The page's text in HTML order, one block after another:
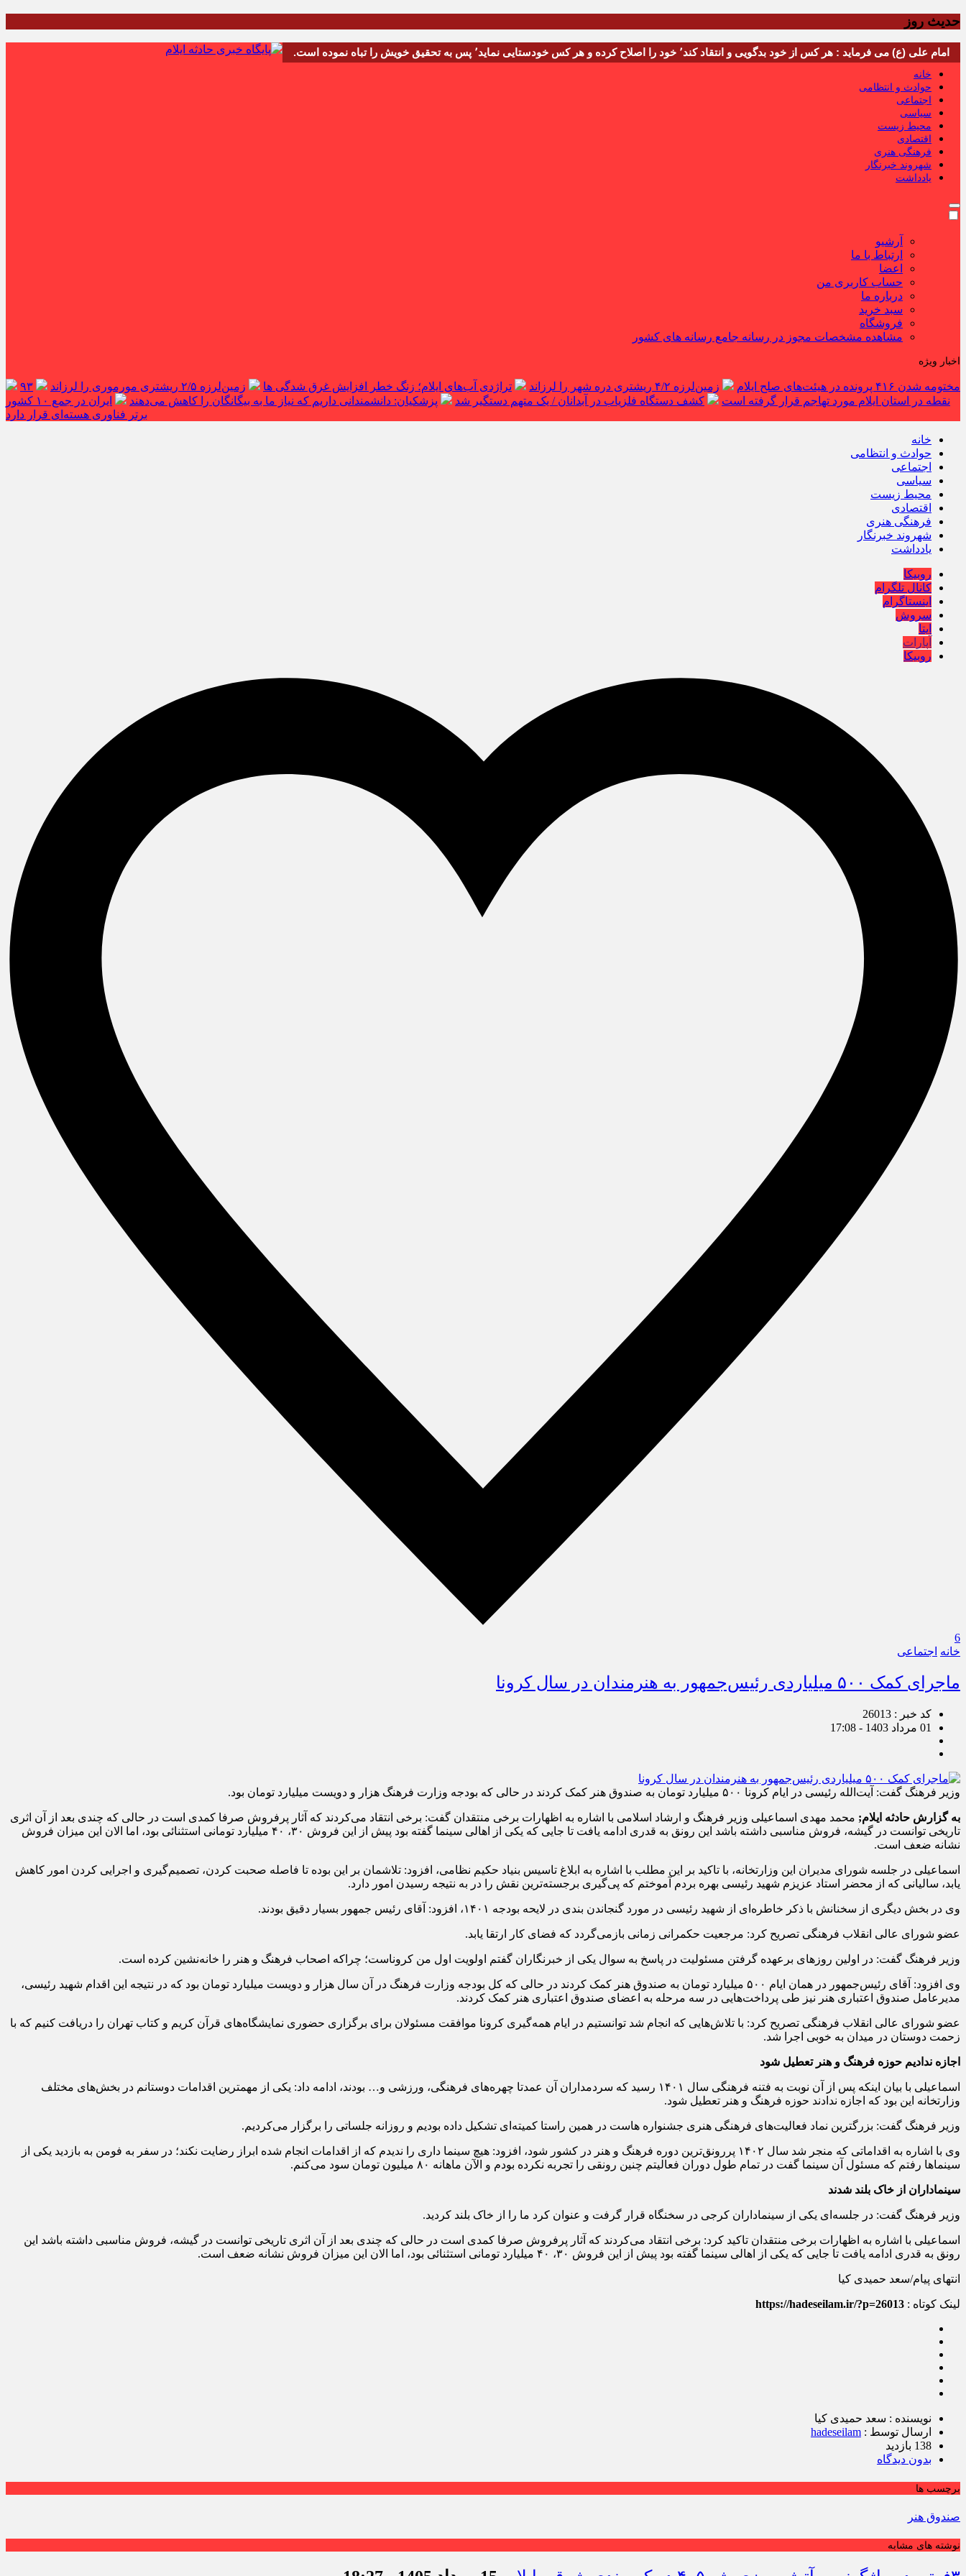
حدیث روز
امام علی (ع) می فرماید : هر کس از خود بدگویی و انتقاد کند٬ خود را اصلاح کرده و هر کس خودستایی نماید٬ پس به تحقیق خویش را تباه نموده است.
خانه
حوادث و انتظامی
اجتماعی
سیاسی
محیط زیست
اقتصادی
فرهنگی هنری
شهروند خبرنگار
یادداشت
آرشیو
ارتباط با ما
اعضا
حساب کاربری من
درباره ما
سبد خرید
فروشگاه
مشاهده مشخصات مجوز در رسانه جامع رسانه های کشور
اخبار ویژه
مختومه شدن ۴۱۶ پرونده در هیئت‌های صلح ایلام زمین‌لرزه ۴/۲ ریشتری دره شهر را لرزاند تراژدی آب‌های ایلام؛ زنگ خطر افزایش غرق شدگی ها زمین‌لرزه ۲/۵ ریشتری مورموری را لرزاند
۹۳
نقطه در استان ایلام مورد تهاجم قرار گرفته است
کشف دستگاه فلزیاب در آبدانان / یک متهم دستگیر شد پزشکیان: دانشمندانی داریم که نیاز ما به بیگانگان را کاهش می‌دهند
ایران در جمع ۱۰ کشور
برتر فناوری هسته‌ای قرار دارد
خانه
حوادث و انتظامی
اجتماعی
سیاسی
محیط زیست
اقتصادی
فرهنگی هنری
شهروند خبرنگار
یادداشت
روبیکا
کانال تلگرام
اینستاگرام
سروش
ایتا
آپارات
روبیکا
6
خانه اجتماعی
ماجرای کمک ۵۰۰ میلیاردی رئیس‌جمهور به هنرمندان در سال کرونا
کد خبر : 26013
01 مرداد 1403 - 17:08
وزیر فرهنگ گفت: آیت‌الله رئیسی در ایام کرونا ۵۰۰ میلیارد تومان به صندوق هنر کمک کردند در حالی که بودجه وزارت فرهنگ هزار و دویست میلیارد تومان بود.
به گزارش حادثه ایلام; محمد مهدی اسماعیلی وزیر فرهنگ و ارشاد اسلامی با اشاره به اظهارات برخی منتقدان گفت: برخی انتقاد می‌کردند که آثار پرفروش صرفا کمدی است در حالی که چندی بعد از آن اثری
تاریخی توانست در گیشه، فروش مناسبی داشته باشد این رونق به قدری ادامه یافت تا جایی که یکی از اهالی سینما گفته بود پیش از این فروش ۳۰، ۴۰ میلیارد تومانی استثنائی بود، اما الان این میزان فروش
نشانه ضعف است.
اسماعیلی در جلسه شورای مدیران این وزارتخانه، با تاکید بر این مطلب با اشاره به ابلاغ تاسیس بنیاد حکیم نظامی، افزود: تلاشمان بر این بوده تا فاصله صحبت کردن، تصمیم‌گیری و اجرایی کردن امور کاهش
یابد، سالیانی که از محضر استاد عزیزم شهید رئیسی بهره بردم آموختم که پی‌گیری برجسته‌ترین نقش را در به نتیجه رسیدن امور دارد.
وی در بخش دیگری از سخنانش با ذکر خاطره‌ای از شهید رئیسی در مورد گنجاندن بندی در لایحه بودجه ۱۴۰۱، افزود: آقای رئیس جمهور بسیار دقیق بودند.
عضو شورای عالی انقلاب فرهنگی تصریح کرد: مرجعیت حکمرانی زمانی بازمی‌گردد که فضای کار ارتقا یابد.
وزیر فرهنگ گفت: در اولین روز‌های برعهده گرفتن مسئولیت در پاسخ به سوال یکی از خبرنگاران گفتم اولویت اول من کروناست؛ چراکه اصحاب فرهنگ و هنر را خانه‌نشین کرده است.
وی افزود: آقای رئیس‌جمهور در همان ایام ۵۰۰ میلیارد تومان به صندوق هنر کمک کردند در حالی که کل بودجه وزارت فرهنگ در آن سال هزار و دویست میلیارد تومان بود که در نتیجه این اقدام شهید رئیسی،
مدیرعامل صندوق اعتباری هنر نیز طی پرداخت‌هایی در سه مرحله به اعضای صندوق اعتباری هنر کمک کردند.
عضو شورای عالی انقلاب فرهنگی تصریح کرد: با تلاش‌هایی که انجام شد توانستیم در ایام همه‌گیری کرونا موافقت مسئولان برای برگزاری حضوری نمایشگاه‌های قرآن کریم و کتاب تهران را دریافت کنیم که با
زحمت دوستان در میدان به خوبی اجرا شد.
اجازه ندادیم حوزه فرهنگ و هنر تعطیل شود
اسماعیلی با بیان اینکه پس از آن نوبت به فتنه فرهنگی سال ۱۴۰۱ رسید که سردمداران آن عمدتا چهره‌های فرهنگی، ورزشی و… بودند، ادامه داد: یکی از مهمترین اقدامات دوستانم در بخش‌های مختلف
وزارتخانه این بود که اجازه ندادند حوزه فرهنگ و هنر تعطیل شود.
وزیر فرهنگ گفت: بزرگترین نماد فعالیت‌های فرهنگی هنری جشنواره هاست در همین راستا کمیته‌ای تشکیل داده بودیم و روزانه جلساتی را برگزار می‌کردیم.
وی با اشاره به اقداماتی که منجر شد سال ۱۴۰۲ پررونق‌ترین دوره فرهنگ و هنر در کشور شود، افزود: هیچ سینما داری را ندیدم که از اقدامات انجام شده ابراز رضایت نکند؛ در سفر به فومن به بازدید یکی از
سینما‌ها رفتم که مسئول آن سینما گفت در تمام طول دوران فعالیتم چنین رونقی را تجربه نکرده بودم و الآن ماهانه ۸۰ میلیون تومان سود می‌کنم.
سینماداران از خاک بلند شدند
وزیر فرهنگ گفت: در جلسه‌ای یکی از سینماداران کرجی در سخنگاه قرار گرفت و عنوان کرد ما را از خاک بلند کردید.
اسماعیلی با اشاره به اظهارات برخی منتقدان تاکید کرد: برخی انتقاد می‌کردند که آثار پرفروش صرفا کمدی است در حالی که چندی بعد از آن اثری تاریخی توانست در گیشه، فروش مناسبی داشته باشد این
رونق به قدری ادامه یافت تا جایی که یکی از اهالی سینما گفته بود پیش از این فروش ۳۰، ۴۰ میلیارد تومانی استثنائی بود، اما الان این میزان فروش نشانه ضعف است.
انتهای پیام/سعد حمیدی کیا
لینک کوتاه : https://hadeseilam.ir/?p=26013
نویسنده : سعد حمیدی کیا
ارسال توسط : hadeseilam
138 بازدید
بدون دیدگاه
برچسب ها
صندوق هنر
نوشته های مشابه